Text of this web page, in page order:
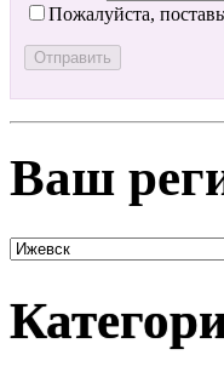
Пожалуйста,
Ваш